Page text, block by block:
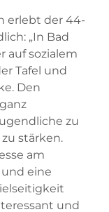
erlebt der 44-
„In Bad
auf sozialem
Tafel und
Den
zu
stärken.
am
eine
und